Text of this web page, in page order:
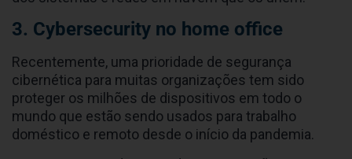
3. Cybersecurity no home office
Recentemente, uma prioridade de segurança
cibernética para muitas organizações tem sido
proteger os milhões de dispositivos em todo o
mundo que estão sendo usados para trabalho
doméstico e remoto desde o início da pandemia.